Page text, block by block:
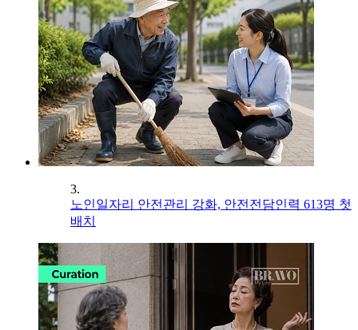
3.
노인일자리 안전관리 강화, 안전전담인력 613명 첫
배치